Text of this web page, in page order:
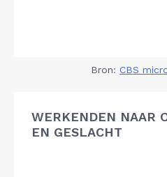
Bron: CBS
WERKENDEN NAAR
EN GESLACHT